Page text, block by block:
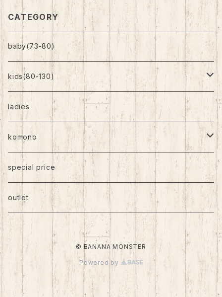
CATEGORY
baby(73-80)
kids(80-130)
トップス
ボトムス
ワンピース
ladies
komono
帽子
靴下
バッグ
アクセサリー
その他
special price
outlet
© BANANA MONSTER
Powered by